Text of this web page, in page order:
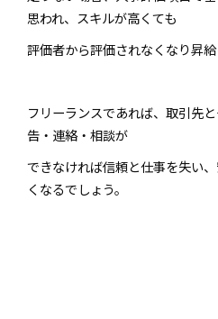
思われ、スキルが高くても
評価者から評価されなくなり昇給
フリーランスであれば、取引先
告・連絡・相談が
できなければ信頼と仕事を失い
くなるでしょう。